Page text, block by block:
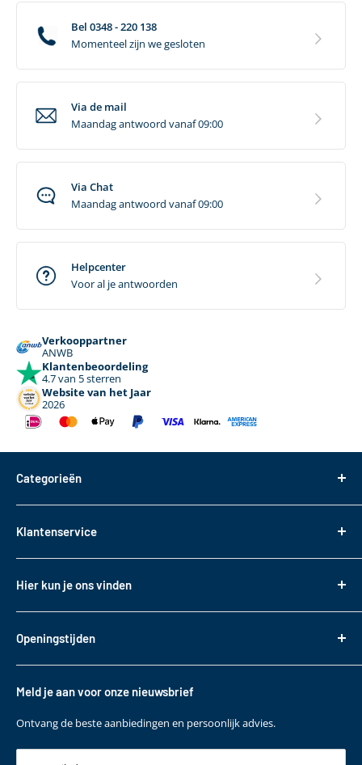
Bel 0348 - 220 138
Momenteel zijn we gesloten
Via de mail
Maandag antwoord vanaf 09:00
Via Chat
Maandag antwoord vanaf 09:00
Helpcenter
Voor al je antwoorden
Verkooppartner
ANWB
Klantenbeoordeling
4.7 van 5 sterren
Website van het Jaar
2026
Categorieën
Dakdragers
Fietsendragers
Reistassen
Daktransport voor bedrijfswagens
Klantenservice
Over ons
Bezorgen & Afhalen
Retourneren
Garantie
Hier kun je ons vinden
Tasveld 14
3417XS Montfoort
+31 (0)348 220 138
Eklantenservice@bepakt.nl
Openingstijden
Maandag t/m. vrijdag
10:00 - 17:00
Meld je aan voor onze nieuwsbrief
Ontvang de beste aanbiedingen en persoonlijk advies.